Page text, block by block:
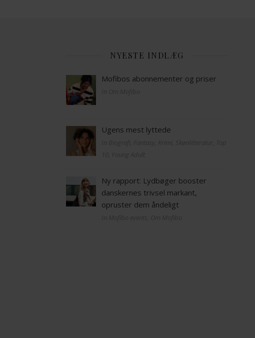
NYESTE INDLÆG
Mofibos abonnementer og priser
Ugens mest lyttede
Ny rapport: Lydbøger booster
danskernes trivsel markant,
opruster dem åndeligt